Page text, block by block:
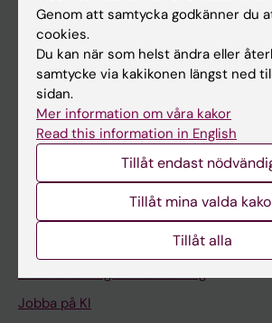
Studentmejlen
Kurs- och programwebbar
Student på KI
Medarbetare
Medarbetarportalen
Kontakta och besök KI
Stöd forskning och utbildning
Jobba på KI
Genom att samtycka godkänner du
cookies.
Du kan när som helst ändra eller
samtycke via kakikonen längst ned
sidan.
Mer information om våra kakor
Read this information in English
Tillåt endast
Tillåt mina valda
Tillåt alla